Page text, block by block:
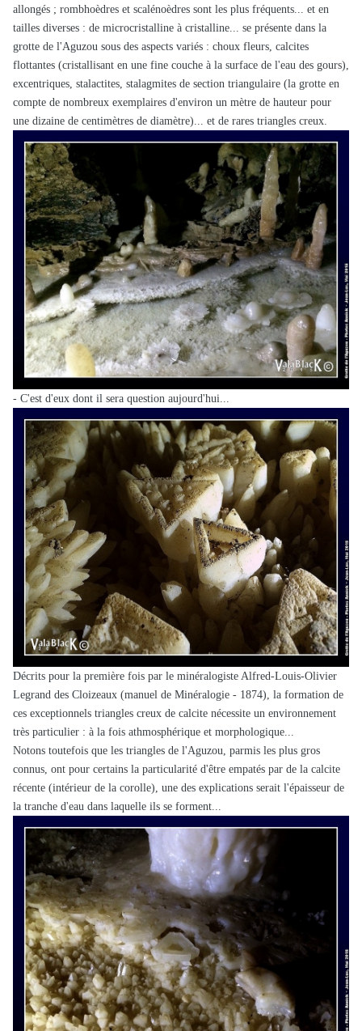
allongés ; rombhoèdres et scalénoèdres sont les plus fréquents... et en
tailles diverses : de microcristalline à cristalline... se présente dans la
grotte de l'Aguzou sous des aspects variés : choux fleurs, calcites
flottantes (cristallisant en une fine couche à la surface de l'eau des gours),
excentriques, stalactites, stalagmites de section triangulaire (la grotte en
compte de nombreux exemplaires d'environ un mètre de hauteur pour
une dizaine de centimètres de diamètre)... et de rares triangles creux.
- C'est d'eux dont il sera question aujourd'hui...
Décrits pour la première fois par le minéralogiste Alfred-Louis-Olivier
Legrand des Cloizeaux (manuel de Minéralogie - 1874), la formation de
ces exceptionnels triangles creux de calcite nécessite un environnement
très particulier : à la fois athmosphérique et morphologique...
Notons toutefois que les triangles de l'Aguzou, parmis les plus gros
connus, ont pour certains la particularité d'être empatés par de la calcite
récente (intérieur de la corolle), une des explications serait l'épaisseur de
la tranche d'eau dans laquelle ils se forment...